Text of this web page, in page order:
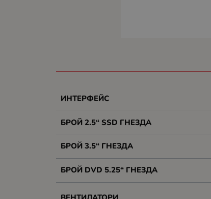
ИНТЕРФЕЙС
БРОЙ 2.5“ SSD ГНЕЗДА
БРОЙ 3.5“ ГНЕЗДА
БРОЙ DVD 5.25“ ГНЕЗДА